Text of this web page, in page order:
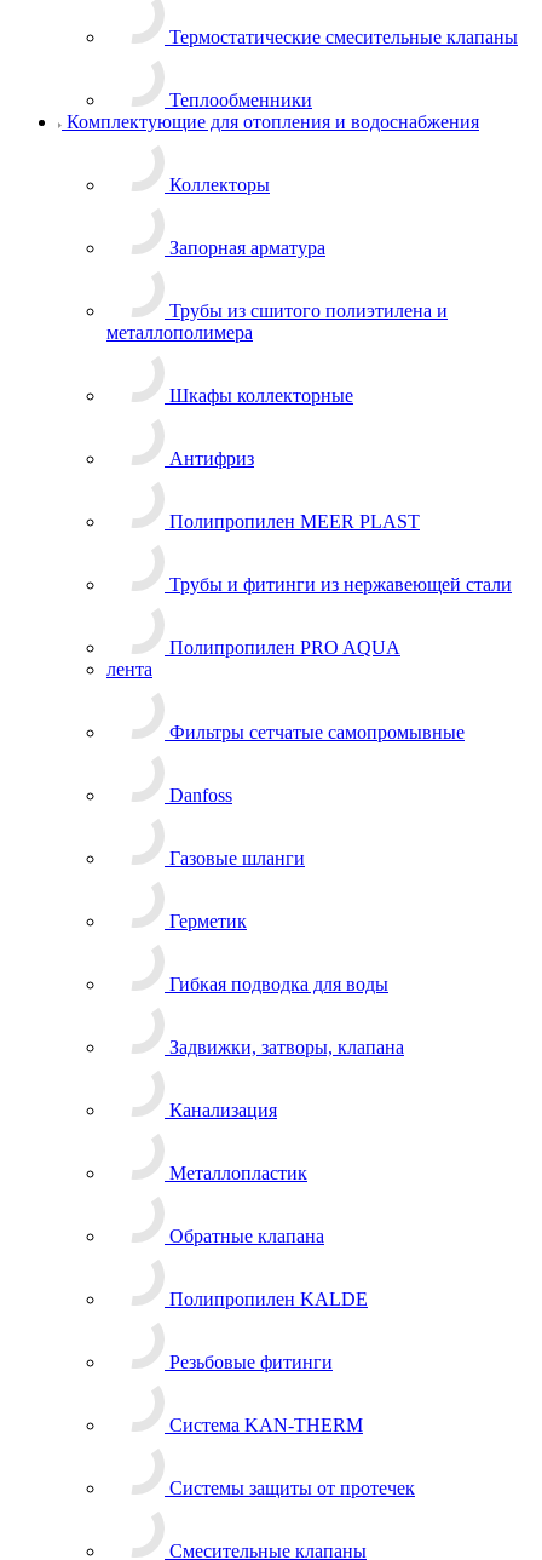
Термостатические смесительные клапаны
Теплообменники
Комплектующие для отопления и водоснабжения
Коллекторы
Запорная арматура
Трубы из сшитого полиэтилена и
металлополимера
Шкафы коллекторные
Антифриз
Полипропилен MEER PLAST
Трубы и фитинги из нержавеющей стали
Полипропилен PRO AQUA
лента
Фильтры сетчатые самопромывные
Danfoss
Газовые шланги
Герметик
Гибкая подводка для воды
Задвижки, затворы, клапана
Канализация
Металлопластик
Обратные клапана
Полипропилен KALDE
Резьбовые фитинги
Система KAN-THERM
Системы защиты от протечек
Смесительные клапаны